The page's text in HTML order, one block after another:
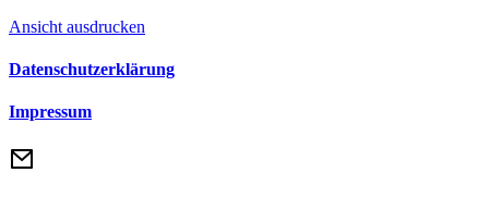
Ansicht ausdrucken
Datenschutzerklärung
Impressum